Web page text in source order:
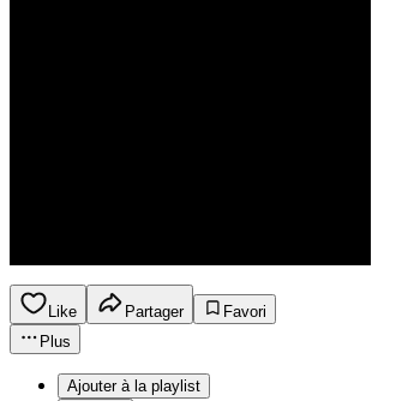
Like Partager
Favori
Plus
Ajouter à la playlist